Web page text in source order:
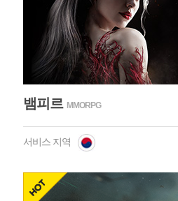
뱀피르 MMORPG
서비스 지역